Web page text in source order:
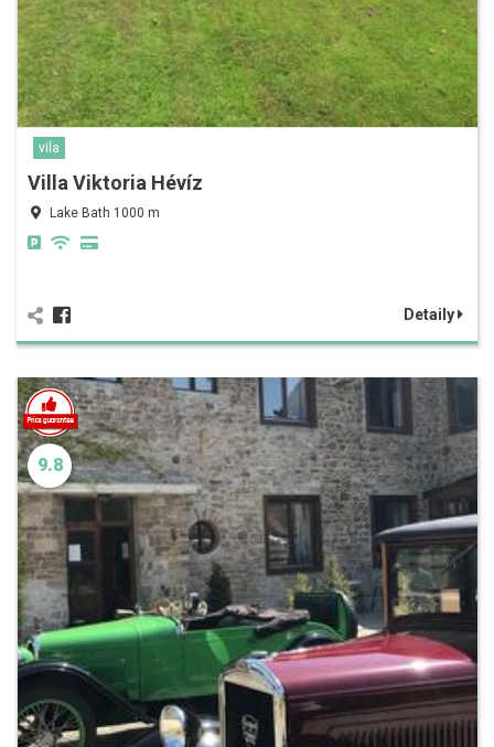
vila
Villa Viktoria Hévíz
Lake Bath 1000 m
Detaily
9.8